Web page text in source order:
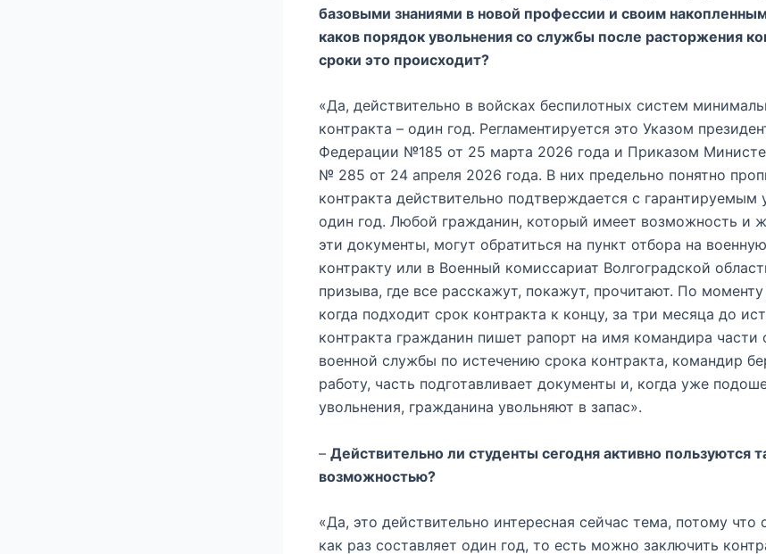
базовыми знаниями в новой профессии и своим
каков порядок увольнения со службы после расторжения
сроки это происходит?
«Да, действительно в войсках беспилотных систем
контракта – один год. Регламентируется это Указом
Федерации №185 от 25 марта 2026 года и Приказом
№ 285 от 24 апреля 2026 года. В них предельно понятно
контракта действительно подтверждается с гарантируемым
один год. Любой гражданин, который имеет возможность и
эти документы, могут обратиться на пункт отбора на
контракту или в Военный комиссариат Волгоградской
призыва, где все расскажут, покажут, прочитают. По моменту
когда подходит срок контракта к концу, за три месяца до
контракта гражданин пишет рапорт на имя командира части
военной службы по истечению срока контракта, командир
работу, часть подготавливает документы и, когда уже
увольнения, гражданина увольняют в запас».
– Действительно ли студенты сегодня активно пользуются
возможностью?
«Да, это действительно интересная сейчас тема, потому что
как раз составляет один год, то есть можно заключить